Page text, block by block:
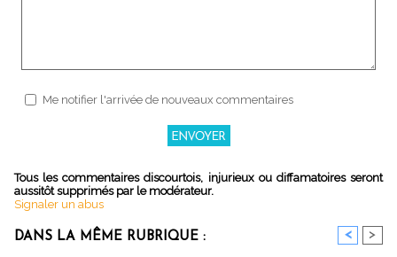
Me notifier l'arrivée de nouveaux commentaires
Tous les commentaires discourtois, injurieux ou diffamatoires seront
aussitôt supprimés par le modérateur.
Signaler un abus
DANS LA MÊME RUBRIQUE : < >